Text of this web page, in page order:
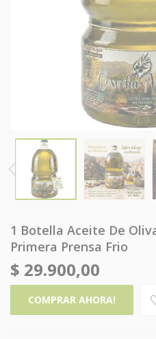
1 Botella Aceite De
Primera Prensa Frio
$ 29.900,00
COMPRAR AHORA!